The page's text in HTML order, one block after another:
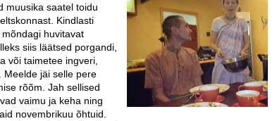
muusika saatel toidu
Kindlasti
huvitavat
siis läätsed porgandi,
või taimetee ingveri,
Meelde jäi selle pere
rõõm. Jah sellised
vaimu ja keha ning
novembrikuu õhtuid.